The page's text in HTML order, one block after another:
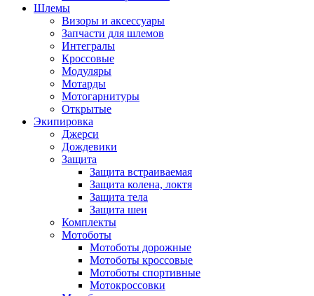
Шлемы
Визоры и аксессуары
Запчасти для шлемов
Интегралы
Кроссовые
Модуляры
Мотарды
Мотогарнитуры
Открытые
Экипировка
Джерси
Дождевики
Защита
Защита встраиваемая
Защита колена, локтя
Защита тела
Защита шеи
Комплекты
Мотоботы
Мотоботы дорожные
Мотоботы кроссовые
Мотоботы спортивные
Мотокроссовки